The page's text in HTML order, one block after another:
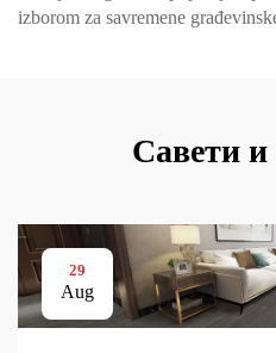
izborom za savremene
Савети
29
Aug